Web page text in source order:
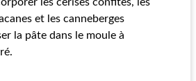
et les canneberges
la pâte dans le moule à